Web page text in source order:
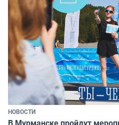
НОВОСТИ